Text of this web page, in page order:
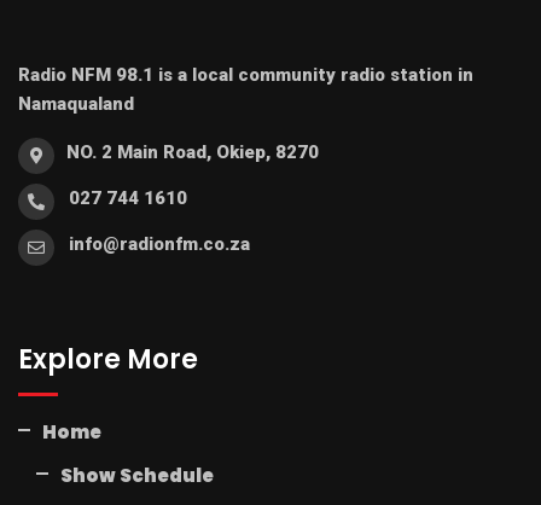
Radio NFM 98.1 is a local community radio station in
Namaqualand
NO. 2 Main Road, Okiep, 8270
027 744 1610
info@radionfm.co.za
Explore More
Home
Show Schedule